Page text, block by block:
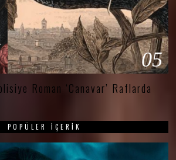
05
Roman ‘Canavar’ Raflarda
POPÜLER İÇERIK